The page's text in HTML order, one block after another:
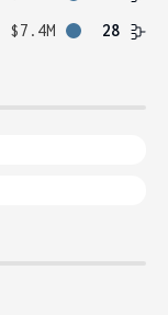
$7.4M 28